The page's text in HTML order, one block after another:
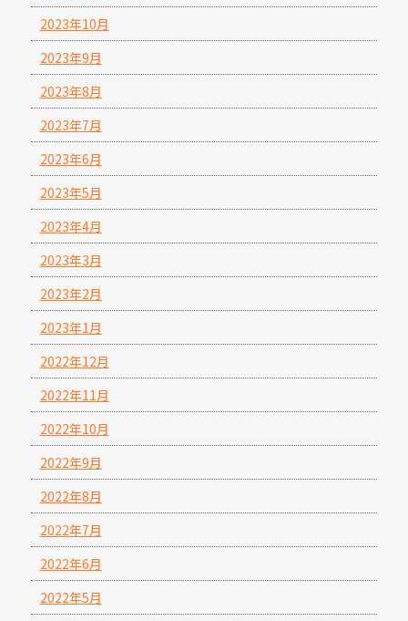
2023年10月
2023年9月
2023年8月
2023年7月
2023年6月
2023年5月
2023年4月
2023年3月
2023年2月
2023年1月
2022年12月
2022年11月
2022年10月
2022年9月
2022年8月
2022年7月
2022年6月
2022年5月